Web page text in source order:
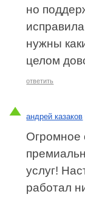
но
нужны
целом
ответить
андрей казаков
Огромное
услуг!
работал